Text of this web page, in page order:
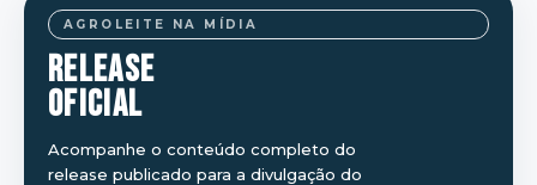
AGROLEITE NA MÍDIA
RELEASE
OFICIAL
Acompanhe o conteúdo completo do
release publicado para a divulgação do